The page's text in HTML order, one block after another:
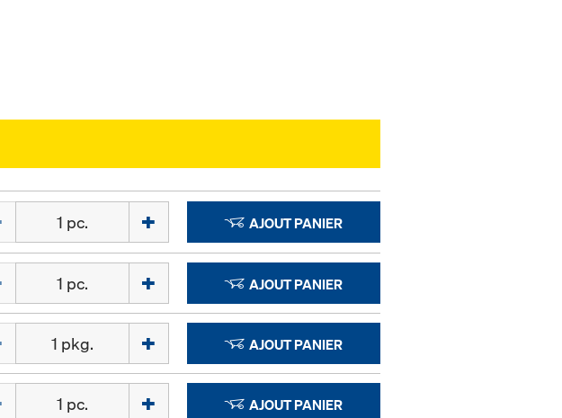
AJOUT PANIER
AJOUT PANIER
AJOUT PANIER
AJOUT PANIER